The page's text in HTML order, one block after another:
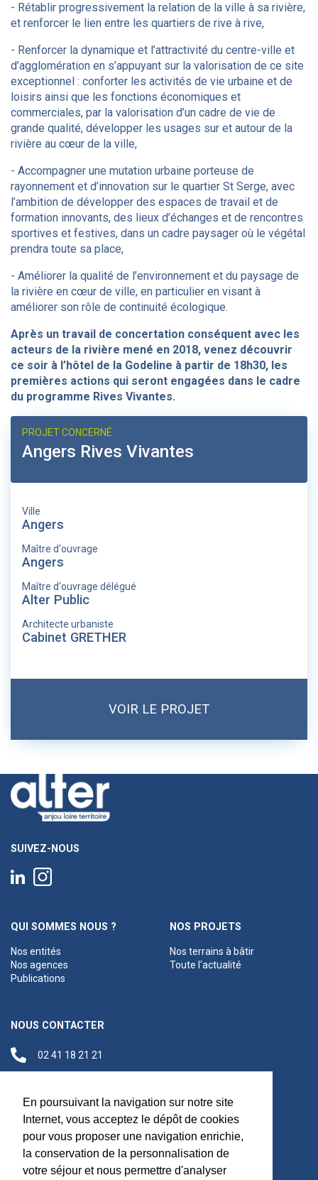
En poursuivant la navigation sur notre site
Internet, vous acceptez le dépôt de cookies
pour vous proposer une navigation enrichie,
la conservation de la personnalisation de
votre séjour et nous permettre d'analyser
- Rétablir progressivement la relation de la ville à sa rivière,
et renforcer le lien entre les quartiers de rive à rive,
- Renforcer la dynamique et l’attractivité du centre-ville et
d’agglomération en s’appuyant sur la valorisation de ce site
exceptionnel : conforter les activités de vie urbaine et de
loisirs ainsi que les fonctions économiques et
commerciales, par la valorisation d’un cadre de vie de
grande qualité, développer les usages sur et autour de la
rivière au cœur de la ville,
- Accompagner une mutation urbaine porteuse de
rayonnement et d’innovation sur le quartier St Serge, avec
l’ambition de développer des espaces de travail et de
formation innovants, des lieux d’échanges et de rencontres
sportives et festives, dans un cadre paysager où le végétal
prendra toute sa place,
- Améliorer la qualité de l’environnement et du paysage de
la rivière en cœur de ville, en particulier en visant à
améliorer son rôle de continuité écologique.
Après un travail de concertation conséquent avec les
acteurs de la rivière mené en 2018, venez découvrir
ce soir à l’hôtel de la Godeline à partir de 18h30, les
premières actions qui seront engagées dans le cadre
du programme Rives Vivantes.
PROJET CONCERNÉ
Angers Rives Vivantes
Ville
Angers
Maître d'ouvrage
Angers
Maître d'ouvrage délégué
Alter Public
Architecte urbaniste
Cabinet GRETHER
VOIR LE PROJET
SUIVEZ-NOUS
QUI SOMMES NOUS ?
Nos entités
Nos agences
Publications
NOS PROJETS
Nos terrains à bâtir
Toute l'actualité
NOUS CONTACTER
02 41 18 21 21
Siège social
Maréchal Foch,
49100 Angers